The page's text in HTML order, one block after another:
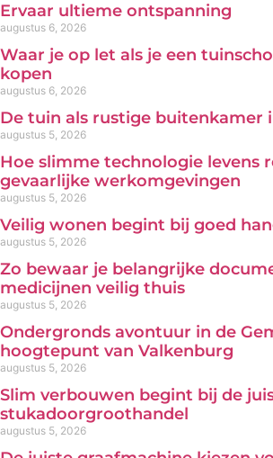
Ervaar ultieme ontspanning
augustus 6, 2026
Waar je op let als je een
kopen
augustus 6, 2026
De tuin als rustige buitenkamer
augustus 5, 2026
Hoe slimme technologie levens
gevaarlijke werkomgevingen
augustus 5, 2026
Veilig wonen begint bij goed
augustus 5, 2026
Zo bewaar je belangrijke
medicijnen veilig thuis
augustus 5, 2026
Ondergronds avontuur in de
hoogtepunt van Valkenburg
augustus 5, 2026
Slim verbouwen begint bij de
stukadoorgroothandel
augustus 5, 2026